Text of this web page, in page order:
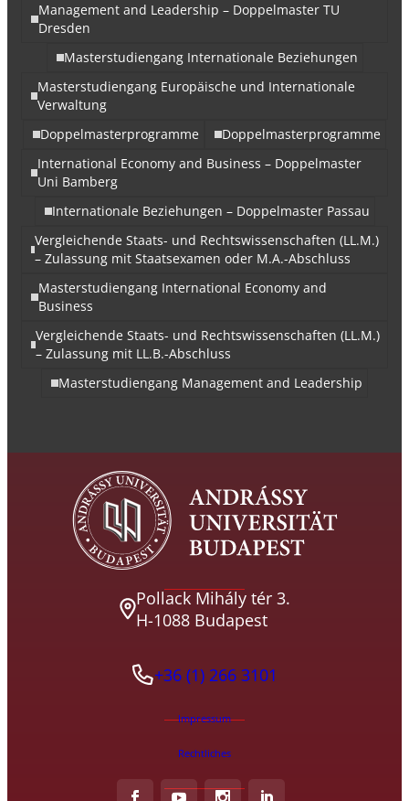
Management and Leadership – Doppelmaster TU
Dresden
Masterstudiengang Internationale Beziehungen
Masterstudiengang Europäische und Internationale
Verwaltung
Doppelmasterprogramme
Doppelmasterprogramme
International Economy and Business – Doppelmaster
Uni Bamberg
Internationale Beziehungen – Doppelmaster Passau
Vergleichende Staats- und Rechtswissenschaften (LL.M.)
– Zulassung mit Staatsexamen oder M.A.-Abschluss
Masterstudiengang International Economy and
Business
Vergleichende Staats- und Rechtswissenschaften (LL.M.)
– Zulassung mit LL.B.-Abschluss
Masterstudiengang Management and Leadership
Pollack Mihály tér 3.
H-1088 Budapest
+36 (1) 266 3101
Impressum
Rechtliches